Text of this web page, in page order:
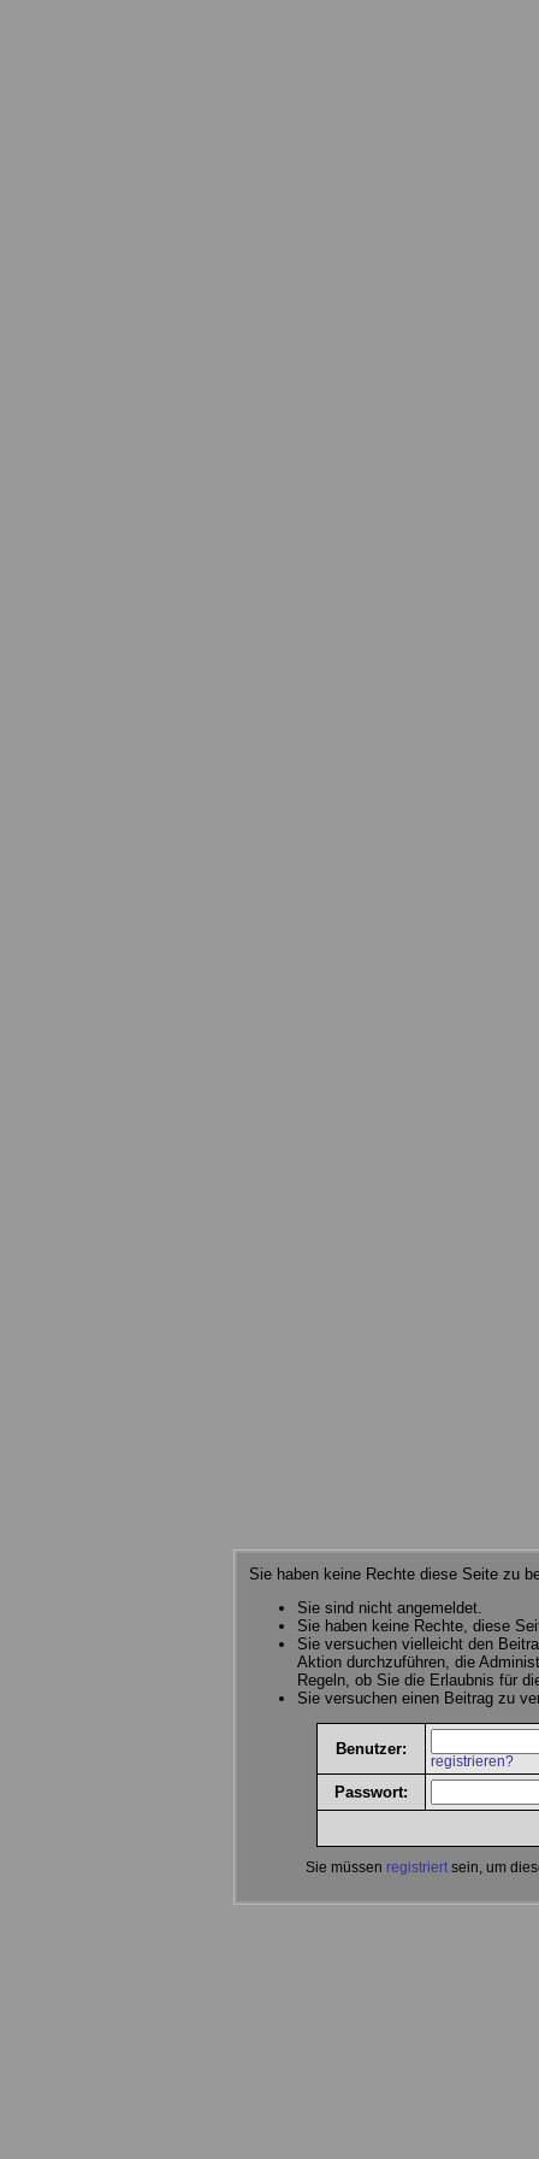
Sie haben keine Rechte diese Seite zu
Sie sind nicht angemeldet.
Sie haben keine Rechte, diese
Sie versuchen vielleicht den
Aktion durchzuführen, die
Regeln, ob Sie die Erlaubnis für
Sie versuchen einen Beitrag zu
Benutzer:
registrieren?
Passwort:
Sie müssen registriert sein, um